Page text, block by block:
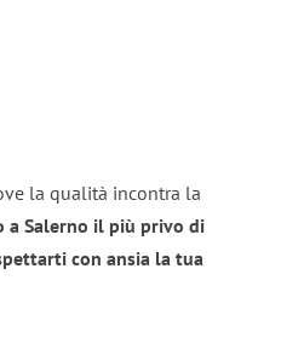
la qualità incontra la
a Salerno il più privo di
con ansia la tua